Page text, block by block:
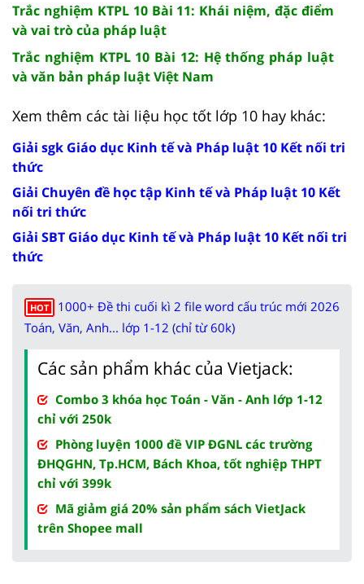
Trắc nghiệm KTPL 10 Bài 11: Khái niệm, đặc điểm
và vai trò của pháp luật
Trắc nghiệm KTPL 10 Bài 12: Hệ thống pháp luật
và văn bản pháp luật Việt Nam
Xem thêm các tài liệu học tốt lớp 10 hay khác:
Giải sgk Giáo dục Kinh tế và Pháp luật 10 Kết nối tri
thức
Giải Chuyên đề học tập Kinh tế và Pháp luật 10 Kết
nối tri thức
Giải SBT Giáo dục Kinh tế và Pháp luật 10 Kết nối tri
thức
HOT
1000+ Đề thi cuối kì 2 file word cấu trúc mới 2026
Toán, Văn, Anh... lớp 1-12 (chỉ từ 60k)
Các sản phẩm khác của Vietjack:
Combo 3 khóa học Toán - Văn - Anh lớp 1-12
chỉ với 250k
Phòng luyện 1000 đề VIP ĐGNL các trường
ĐHQGHN, Tp.HCM, Bách Khoa, tốt nghiệp THPT
chỉ với 399k
Mã giảm giá 20% sản phẩm sách VietJack
trên Shopee mall